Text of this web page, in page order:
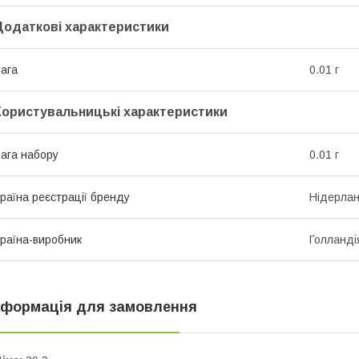
характеристики
0.01 г
характеристики
набору 0.01 г
реєстрації бренду
виробник
для замовлення